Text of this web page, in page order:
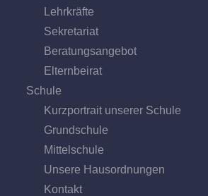
Lehrkräfte
Sekretariat
Beratungs­angebot
Eltern­beirat
Schule
Kurzportrait unserer Schule
Grund­schule
Mittel­schule
Unsere Hausordnungen
Kontakt